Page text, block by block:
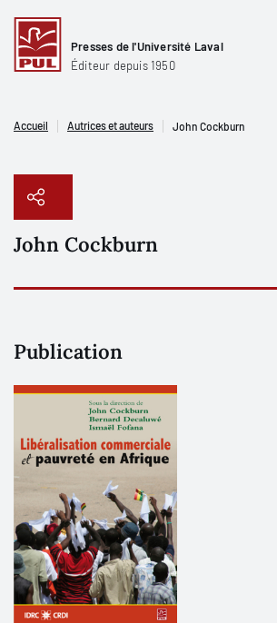
Presses de l'Université Laval
Éditeur depuis 1950
Accueil Autrices et auteurs John Cockburn
John Cockburn
Publication